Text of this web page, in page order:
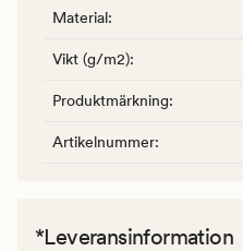
Material:
Vikt (g/m2):
Produktmärkning:
Artikelnummer:
*Leveransinformation